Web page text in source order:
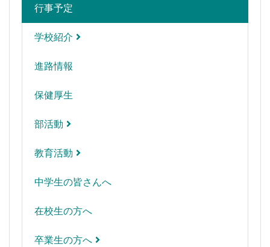
行事予定
学校紹介
進路情報
保健厚生
部活動
教育活動
中学生の皆さんへ
在校生の方へ
卒業生の方へ